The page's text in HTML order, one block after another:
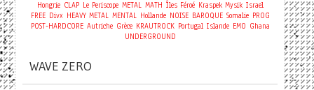
Hongrie CLAP Le Periscope METAL MATH Îles Féroé Kraspek Mysik Israel
FREE Divx HEAVY METAL MENTAL Hollande NOISE BAROQUE Somalie PROG
POST-HARDCORE Autriche Grèce KRAUTROCK Portugal Islande EMO Ghana
UNDERGROUND
WAVE ZERO